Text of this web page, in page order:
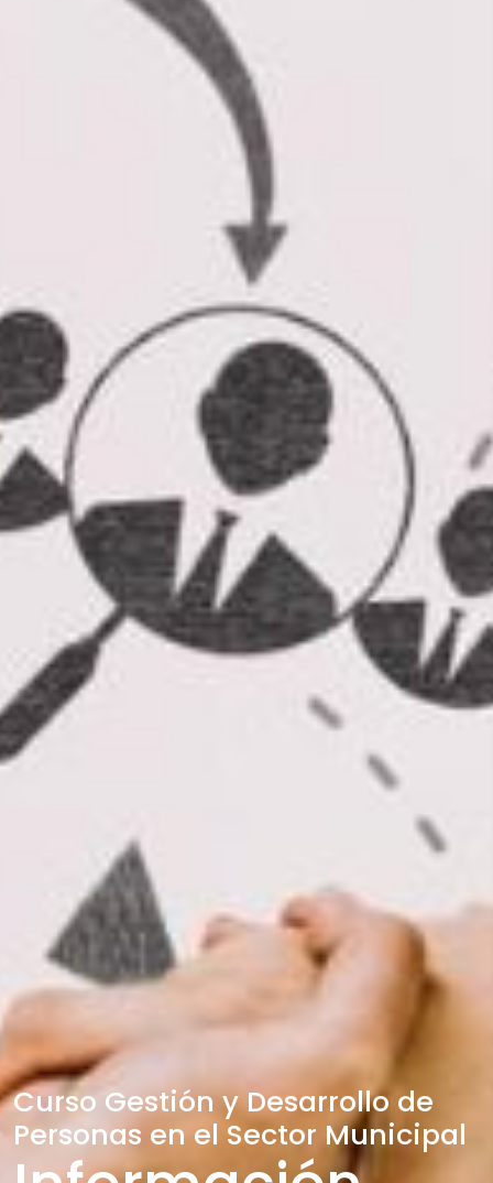
Curso Gestión y Desarrollo de
Personas en el Sector Municipal